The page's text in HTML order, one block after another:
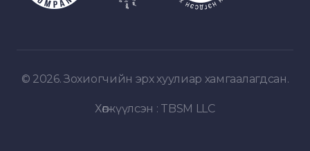
© 2026. Зохиогчийн эрх хуулиар хамгаалагдсан.
Хөгжүүлсэн : TBSM LLC